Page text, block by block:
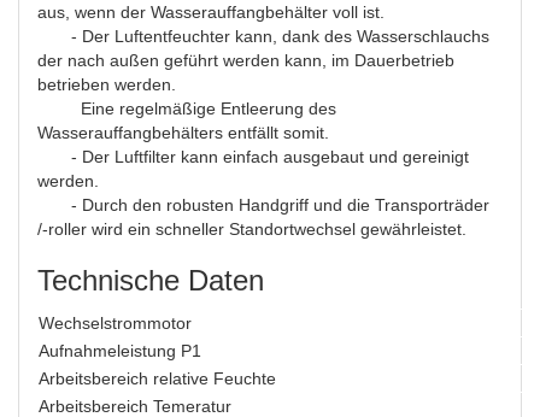
aus, wenn der Wasserauffangbehälter voll ist.
- Der Luftentfeuchter kann, dank des Wasserschlauchs
der nach außen geführt werden kann, im Dauerbetrieb
betrieben werden.
Eine regelmäßige Entleerung des
Wasserauffangbehälters entfällt somit.
- Der Luftfilter kann einfach ausgebaut und gereinigt
werden.
- Durch den robusten Handgriff und die Transporträder
/-roller wird ein schneller Standortwechsel gewährleistet.
Technische Daten
Wechselstrommotor
Aufnahmeleistung P1
Arbeitsbereich relative Feuchte
Arbeitsbereich Temeratur